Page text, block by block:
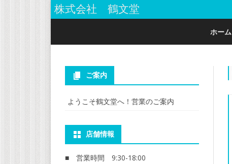
株式会社 鶴文堂
ホーム
ご案内
ようこそ鶴文堂へ！営業のご案内
店舗情報
■ 営業時間 9:30-18:00